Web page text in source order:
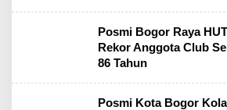
Posmi Bogor Raya
Rekor Anggota Club
86 Tahun
Posmi Kota Bogor